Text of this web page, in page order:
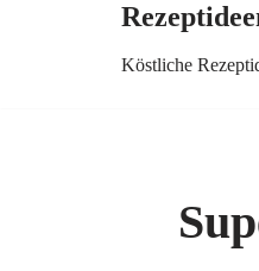
Köstliche